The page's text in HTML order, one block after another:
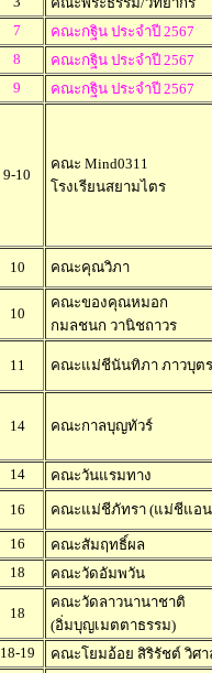
7
คณะกฐิน ประจำปี 2567
8
คณะกฐิน ประจำปี 2567
9
คณะกฐิน ประจำปี 2567
9-10
คณะ Mind0311
โรงเรียนสยามไตร
10 คณะคุณวิภา
10
คณะของคุณหมอก
กมลชนก วานิชถาวร
11 คณะแม่ชีนันทิภา ภาวบุตร
14 คณะกาลบุญทัวร์
14 คณะวันแรมทาง
16 คณะแม่ชีภัทรา (แม่ชีแอ
16
คณะสัมฤทธิ์ผล
18
คณะวัดอัมพวัน
18
คณะวัดลาวนานาชาติ
(อิ่มบุญเมตตาธรรม)
18-19
คณะโยมอ้อย สิริรัชต์ วิศา